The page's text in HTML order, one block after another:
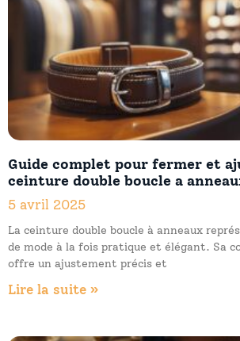
Guide complet pour fermer et
ceinture double boucle a
5 avril 2025
La ceinture double boucle à anneaux
de mode à la fois pratique et élégant. Sa
offre un ajustement précis et
Lire la suite »